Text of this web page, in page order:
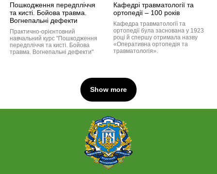
Пошкодження передпліччя
та кисті. Бойова травма.
Вогнепальні дефекти
Практично-орієнтовний
навчальний курс "Пошкодження
передпліччя та кисті. Бойова
травма. Вогнепальні дефекти"
Кафедрі травматології та
ортопедії – 100 років
Кафедра травматології та
ортопедії була заснована у 1923
році й спершу отримала назву
«Оперативна ортопедія та
травматологія».
Show more